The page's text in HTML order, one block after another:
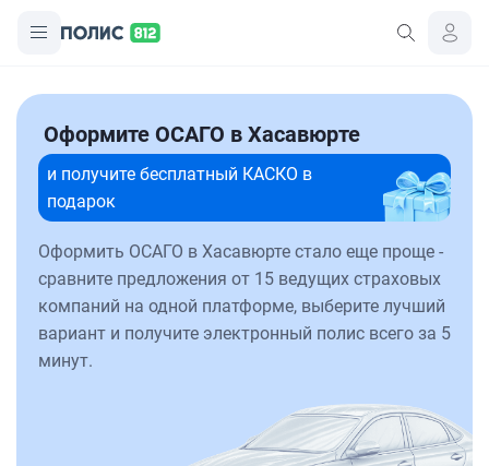
Оформите ОСАГО в Хасавюрте
и получите бесплатный КАСКО в
подарок
Оформить ОСАГО в Хасавюрте стало еще проще -
сравните предложения от 15 ведущих страховых
компаний на одной платформе, выберите лучший
вариант и получите электронный полис всего за 5
минут.